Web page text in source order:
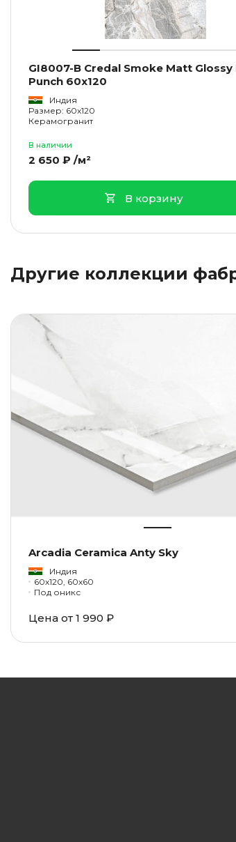
GI8007-B Credal Smoke Matt Glossy
Punch 60x120
Индия
Размер: 60x120
Керамогранит
В наличии
2 650 ₽ /м²
В корзину
Другие коллекции
Arcadia Ceramica Anty Sky
Индия
60x120, 60x60
Под оникс
Цена от 1 990 ₽